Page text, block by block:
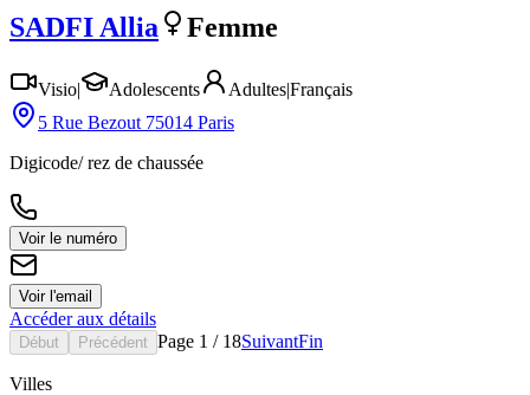
SADFI Allia Femme
Visio| Adolescents Adultes|Français
5 Rue Bezout 75014 Paris
Digicode/ rez de chaussée
Voir le numéro
Voir l'email
Accéder aux détails
Début Précédent Page 1 / 18SuivantFin
Villes